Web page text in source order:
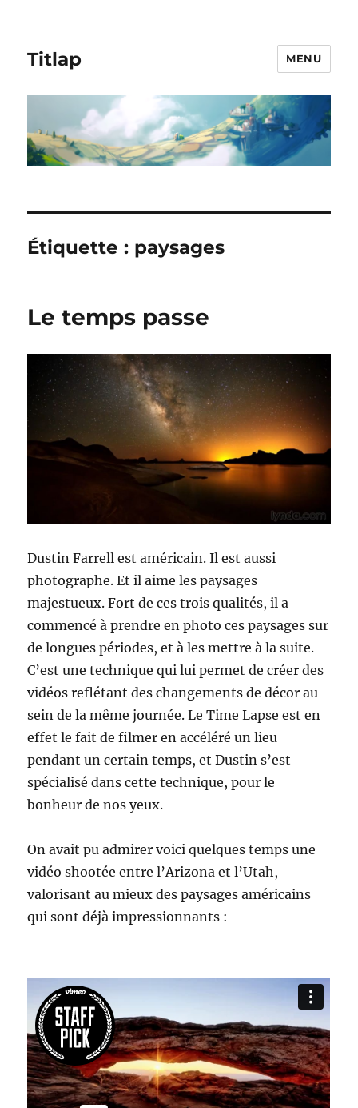
Titlap MENU
Étiquette : paysages
Le temps passe
Dustin Farrell est américain. Il est aussi
photographe. Et il aime les paysages
majestueux. Fort de ces trois qualités, il a
commencé à prendre en photo ces paysages sur
de longues périodes, et à les mettre à la suite.
C’est une technique qui lui permet de créer des
vidéos reflétant des changements de décor au
sein de la même journée. Le Time Lapse est en
effet le fait de filmer en accéléré un lieu
pendant un certain temps, et Dustin s’est
spécialisé dans cette technique, pour le
bonheur de nos yeux.
On avait pu admirer voici quelques temps une
vidéo shootée entre l’Arizona et l’Utah,
valorisant au mieux des paysages américains
qui sont déjà impressionnants :